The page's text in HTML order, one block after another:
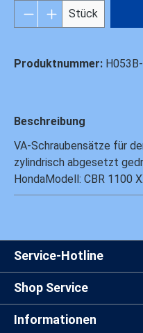
Produkt Anzahl:
Stück
Produktnummer:
Beschreibung
VA-Schraubensätze für
zylindrisch abgesetzt
HondaModell: CBR 1100
Service-Hotline
Shop Service
Informationen